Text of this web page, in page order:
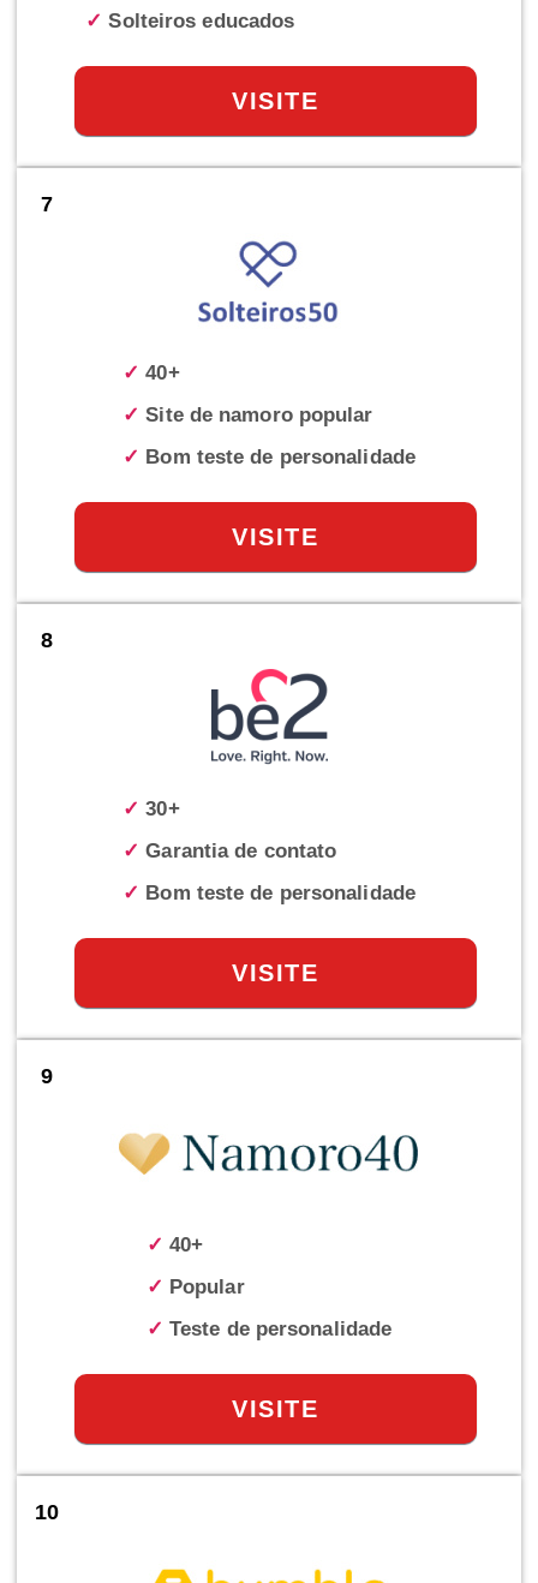
✓ Solteiros educados
VISITE
7
✓ 40+
✓ Site de namoro popular
✓ Bom teste de personalidade
VISITE
8
✓ 30+
✓ Garantia de contato
✓ Bom teste de personalidade
VISITE
9
✓ 40+
✓ Popular
✓ Teste de personalidade
VISITE
10